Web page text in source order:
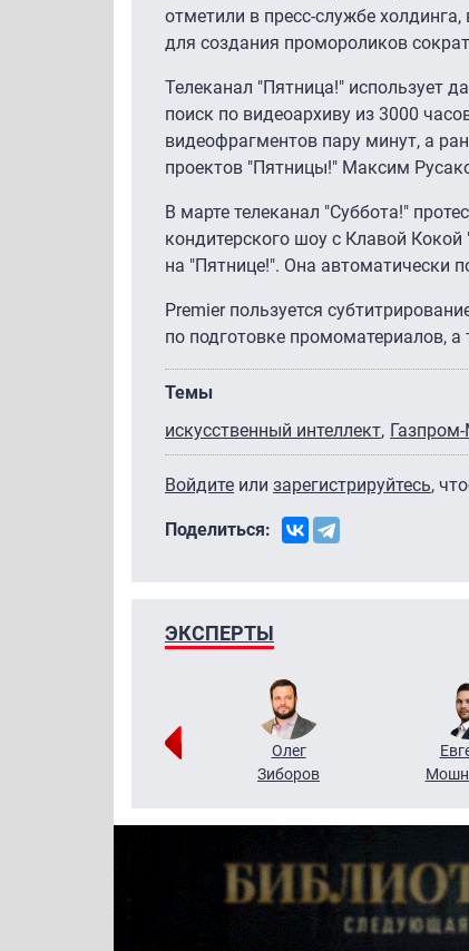
отметили в пресс-службе
для создания промороликов
Телеканал "Пятница!" использует
поиск по видеоархиву из 3000
видеофрагментов пару минут, а
проектов "Пятницы!" Максим
В марте телеканал "Суббота!"
кондитерского шоу с Клавой
на "Пятнице!". Она автоматически
Premier пользуется
по подготовке промоматериалов,
Темы
искусственный интеллект
Войдите или зарегистрируйтесь,
Поделиться:
ЭКСПЕРТЫ
Олег
Зиборов